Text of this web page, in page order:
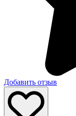
Добавить отзыв